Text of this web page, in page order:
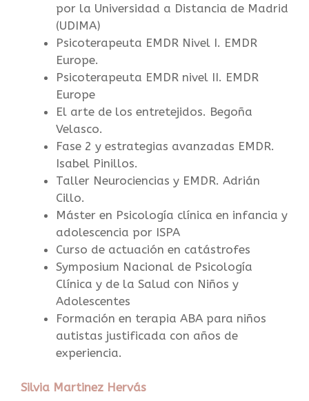
por la Universidad a Distancia de Madrid
(UDIMA)
Psicoterapeuta EMDR Nivel I. EMDR
Europe.
Psicoterapeuta EMDR nivel II. EMDR
Europe
El arte de los entretejidos. Begoña
Velasco.
Fase 2 y estrategias avanzadas EMDR.
Isabel Pinillos.
Taller Neurociencias y EMDR. Adrián
Cillo.
Máster en Psicología clínica en infancia y
adolescencia por ISPA
Curso de actuación en catástrofes
Symposium Nacional de Psicología
Clínica y de la Salud con Niños y
Adolescentes
Formación en terapia ABA para niños
autistas justificada con años de
experiencia.
Silvia Martinez Hervás